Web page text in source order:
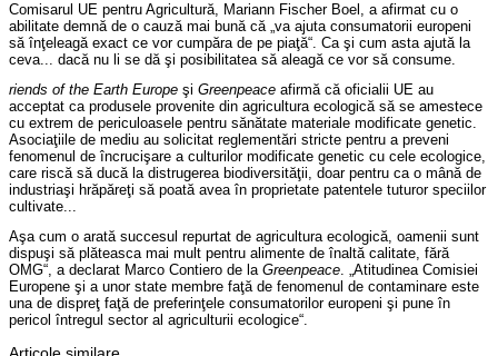
Comisarul UE pentru Agricultură, Mariann Fischer Boel, a afirmat cu o
abilitate demnă de o cauză mai bună că „va ajuta consumatorii europeni
să înţeleagă exact ce vor cumpăra de pe piaţă“. Ca şi cum asta ajută la
ceva... dacă nu li se dă şi posibilitatea să aleagă ce vor să consume.
riends of the Earth Europe şi Greenpeace afirmă că oficialii UE au
acceptat ca produsele provenite din agricultura ecologică să se amestece
cu extrem de periculoasele pentru sănătate materiale modificate genetic.
Asociaţiile de mediu au solicitat reglementări stricte pentru a preveni
fenomenul de încrucişare a culturilor modificate genetic cu cele ecologice,
care riscă să ducă la distrugerea biodiversităţii, doar pentru ca o mână de
industriaşi hrăpăreţi să poată avea în proprietate patentele tuturor speciilor
cultivate...
Aşa cum o arată succesul repurtat de agricultura ecologică, oamenii sunt
dispuşi să plăteasca mai mult pentru alimente de înaltă calitate, fără
OMG“, a declarat Marco Contiero de la Greenpeace. „Atitudinea Comisiei
Europene şi a unor state membre faţă de fenomenul de contaminare este
una de dispreţ faţă de preferinţele consumatorilor europeni şi pune în
pericol întregul sector al agriculturii ecologice“.